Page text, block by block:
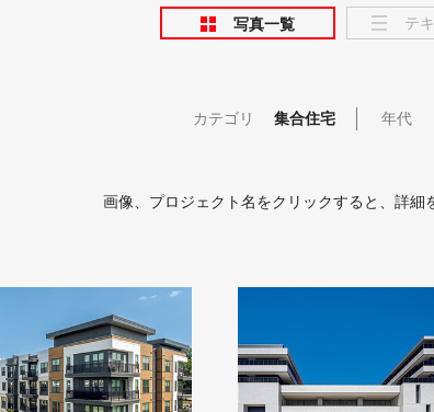
写真一覧 テ
カテゴリ 集合住宅 年代
画像、プロジェクト名をクリックすると、詳細